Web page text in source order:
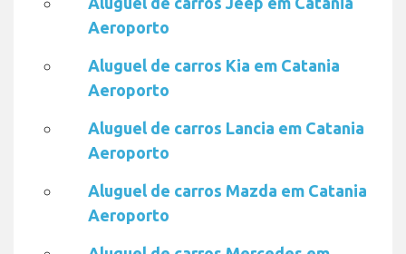
Aeroporto
Aluguel de carros Kia em Catania
Aeroporto
Aluguel de carros Lancia em Catania
Aeroporto
Aluguel de carros Mazda em Catania
Aeroporto